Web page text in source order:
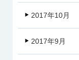
2017年10月
2017年9月